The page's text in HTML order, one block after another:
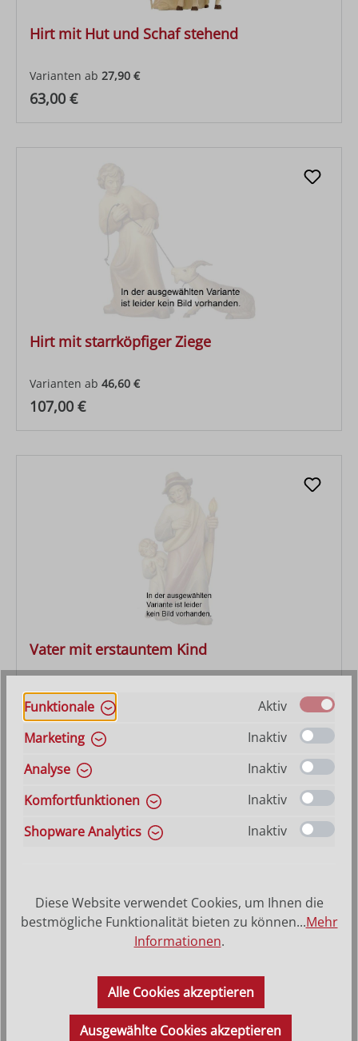
Hirt mit Hut und Schaf stehend
Varianten ab 27,90 €
Regulärer Preis:
63,00 €
Hirt mit starrköpfiger Ziege
Varianten ab 46,60 €
Regulärer Preis:
107,00 €
Vater mit erstauntem Kind
Varianten ab56,00 €
Regulärer Preis:
126,00 €
27,90 €
Regulärer Preis:
Funktionale
Aktiv
Marketing
Inaktiv
Analyse
Inaktiv
Komfortfunktionen
Inaktiv
Shopware Analytics
Inaktiv
Diese Website verwendet Cookies, um Ihnen die
bestmögliche Funktionalität bieten zu können...Mehr
Informationen.
Alle Cookies akzeptieren
Ausgewählte Cookies akzeptieren